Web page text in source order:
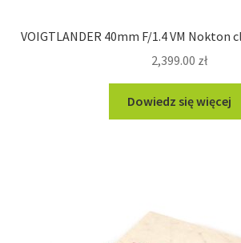
VOIGTLANDER 40mm F/1.4 VM Nokton
2,399.00 zł
Dowiedz się więcej